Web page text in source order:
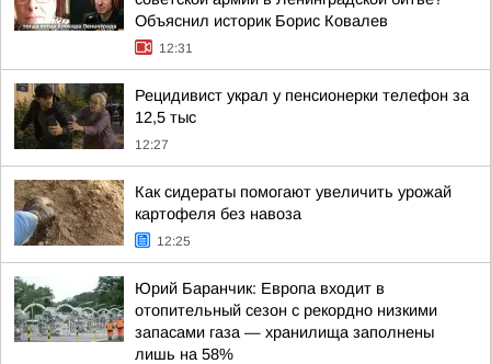
Объяснил историк Борис Ковалев
12:31
Рецидивист украл у пенсионерки телефон за
12,5 тыс
12:27
Как сидераты помогают увеличить урожай
картофеля без навоза
12:25
Юрий Баранчик: Европа входит в
отопительный сезон с рекордно низкими
запасами газа — хранилища заполнены
лишь на 58%